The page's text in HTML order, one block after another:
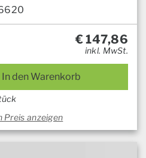
€147,86
inkl. MwSt.
In den Warenkorb
Preis anzeigen